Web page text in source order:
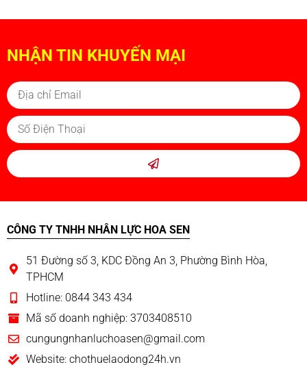
NHẬN TIN KHUYẾN MẠI
CÔNG TY TNHH NHÂN LỰC HOA SEN
51 Đường số 3, KDC Đồng An 3, Phường Bình Hòa,
TPHCM
Hotline: 0844 343 434
Mã số doanh nghiệp: 3703408510
cungungnhanluchoasen@gmail.com
Website: chothuelaodong24h.vn